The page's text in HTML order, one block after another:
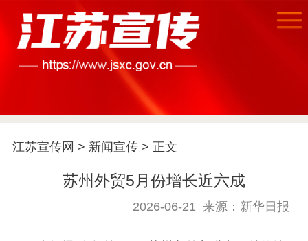
首页
江苏要闻
公示公告
通知公告 信息公开制度
信息公开指南
信息公开年度报
江苏宣传网 > 新闻宣传> 正文
苏州外贸5月份增长近六成
2026-06-21 来源：新华日报